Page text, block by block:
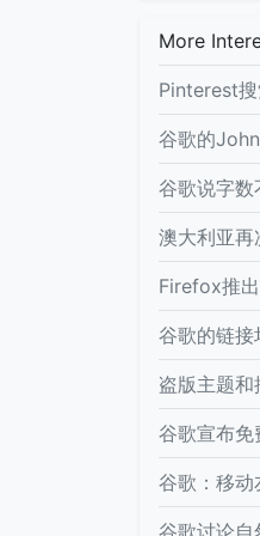
More
Pinterest
谷歌的
谷歌说字数
澳大利亚再
Firefox推
谷歌的链接
盗版主题
谷歌宣布免
谷歌：移动